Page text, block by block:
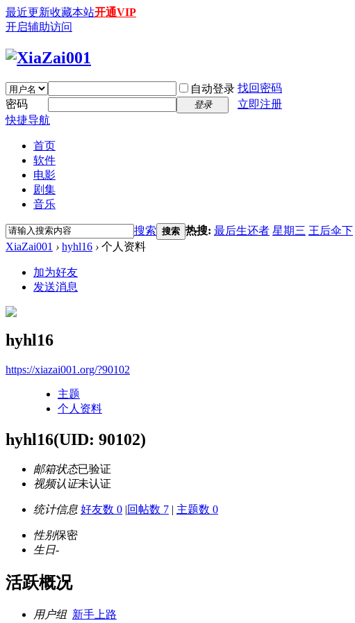
最近更新收藏本站开通VIP
开启辅助访问
自动登录 找回密码
密码
登录
立即注册
快捷导航
首页
软件
电影
剧集
音乐
搜索 搜索 热搜: 最后生还者 星期三 王后伞下
XiaZai001 › hyhl16 › 个人资料
加为好友
发送消息
hyhl16
https://xiazai001.org/?90102
主题
个人资料
hyhl16(UID: 90102)
邮箱状态已验证
视频认证未认证
统计信息 好友数 0 |回帖数 7 | 主题数 0
性别保密
生日-
活跃概况
用户组 新手上路